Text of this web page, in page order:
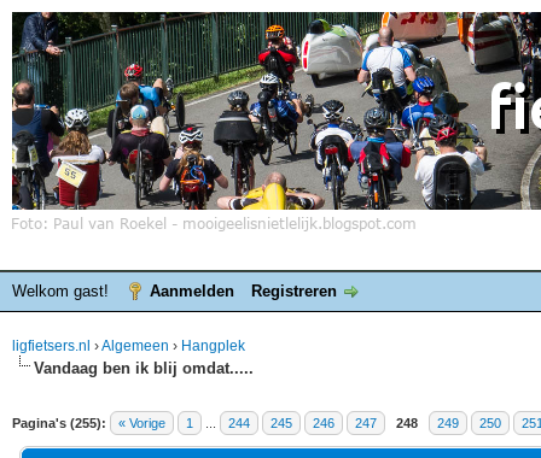
Welkom gast! Aanmelden Registreren
ligfietsers.nl ›Algemeen › Hangplek
Vandaag ben ik blij omdat.....
Pagina's (255): « Vorige 1 244 245 246 247 248 249 250
waardering is 4.25